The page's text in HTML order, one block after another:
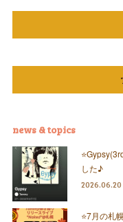
news & topics
した♪
⭐️7月の札